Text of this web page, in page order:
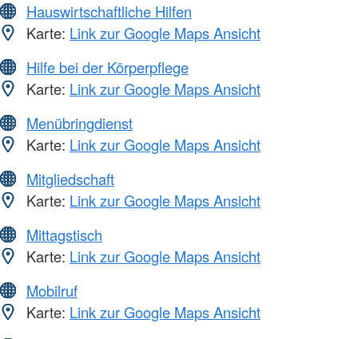
Hauswirtschaftliche Hilfen
Karte: Link zur Google Maps Ansicht
Hilfe bei der Körperpflege
Karte: Link zur Google Maps Ansicht
Menübringdienst
Karte: Link zur Google Maps Ansicht
Mitgliedschaft
Karte: Link zur Google Maps Ansicht
Mittagstisch
Karte: Link zur Google Maps Ansicht
Mobilruf
Karte: Link zur Google Maps Ansicht